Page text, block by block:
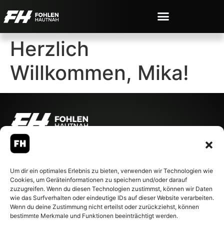
Um dir ein optimales Erlebnis zu bieten, verwenden wir Technologien wie
Cookies, um Geräteinformationen zu speichern und/oder darauf
zuzugreifen. Wenn du diesen Technologien zustimmst, können wir Daten
wie das Surfverhalten oder eindeutige IDs auf dieser Website verarbeiten.
Wenn du deine Zustimmung nicht erteilst oder zurückziehst, können
bestimmte Merkmale und Funktionen beeinträchtigt werden.
Herzlich
Willkommen, Mika!
© 2007-2026 Fohlen-Hautnah.de
– Alle rechte vorbehalten.
offiziell eingetragenes Magazin
bei der Deutschen
Nationalbibliothek (ISSN 1868-
8233). Nachdruck und
Weiterverarbeitung, auch
auszugsweise, nur mit